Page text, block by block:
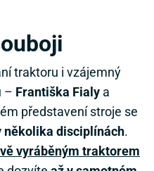
traktoru i vzájemný
– Františka Fialy a
představení stroje se
několika disciplínách.
vyráběným traktorem